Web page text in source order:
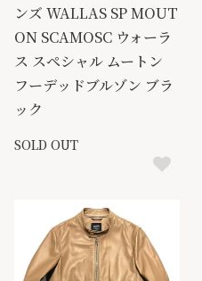
ンズ WALLAS SP MOUT
ON SCAMOSC ウォーラ
ス スペシャル ムートン
フーデッドブルゾン ブラ
ック
SOLD OUT